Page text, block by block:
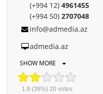
(+994 12) 4961455
(+994 50) 2707048
info@admedia.az
admedia.az
SHOW MORE
1.9 (38%) 20 votes